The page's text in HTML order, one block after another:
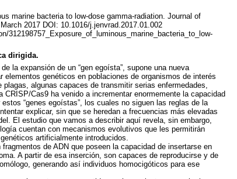
marine bacteria to low-dose gamma-radiation. Journal of
2017 DOI : 10.1016/j.jenvrad.2017.01.002
312198757_Exposure_of_luminous_marine_bacteria_to_low-
dirigida.
la expansión de un “gen egoísta”, supone una nueva
elementos genéticos en poblaciones de organismos de interés
algunas capaces de transmitir serias enfermedades,
CRISP/Cas9 ha venido a incrementar enormemente la capacidad
“genes egoístas”, los cuales no siguen las reglas de la
explicar, sin que se heredan a frecuencias más elevadas
El estudio que vamos a describir aquí revela, sin embargo,
cuentan con mecanismos evolutivos que les permitirán
artificialmente introducidos.
fragmentos deADN que poseen la capacidad de insertarse en
A partir de esa inserción, son capaces de reproducirse y de
generando así individuos homocigóticos para ese